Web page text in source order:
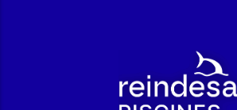
Tratamiento de Aguas